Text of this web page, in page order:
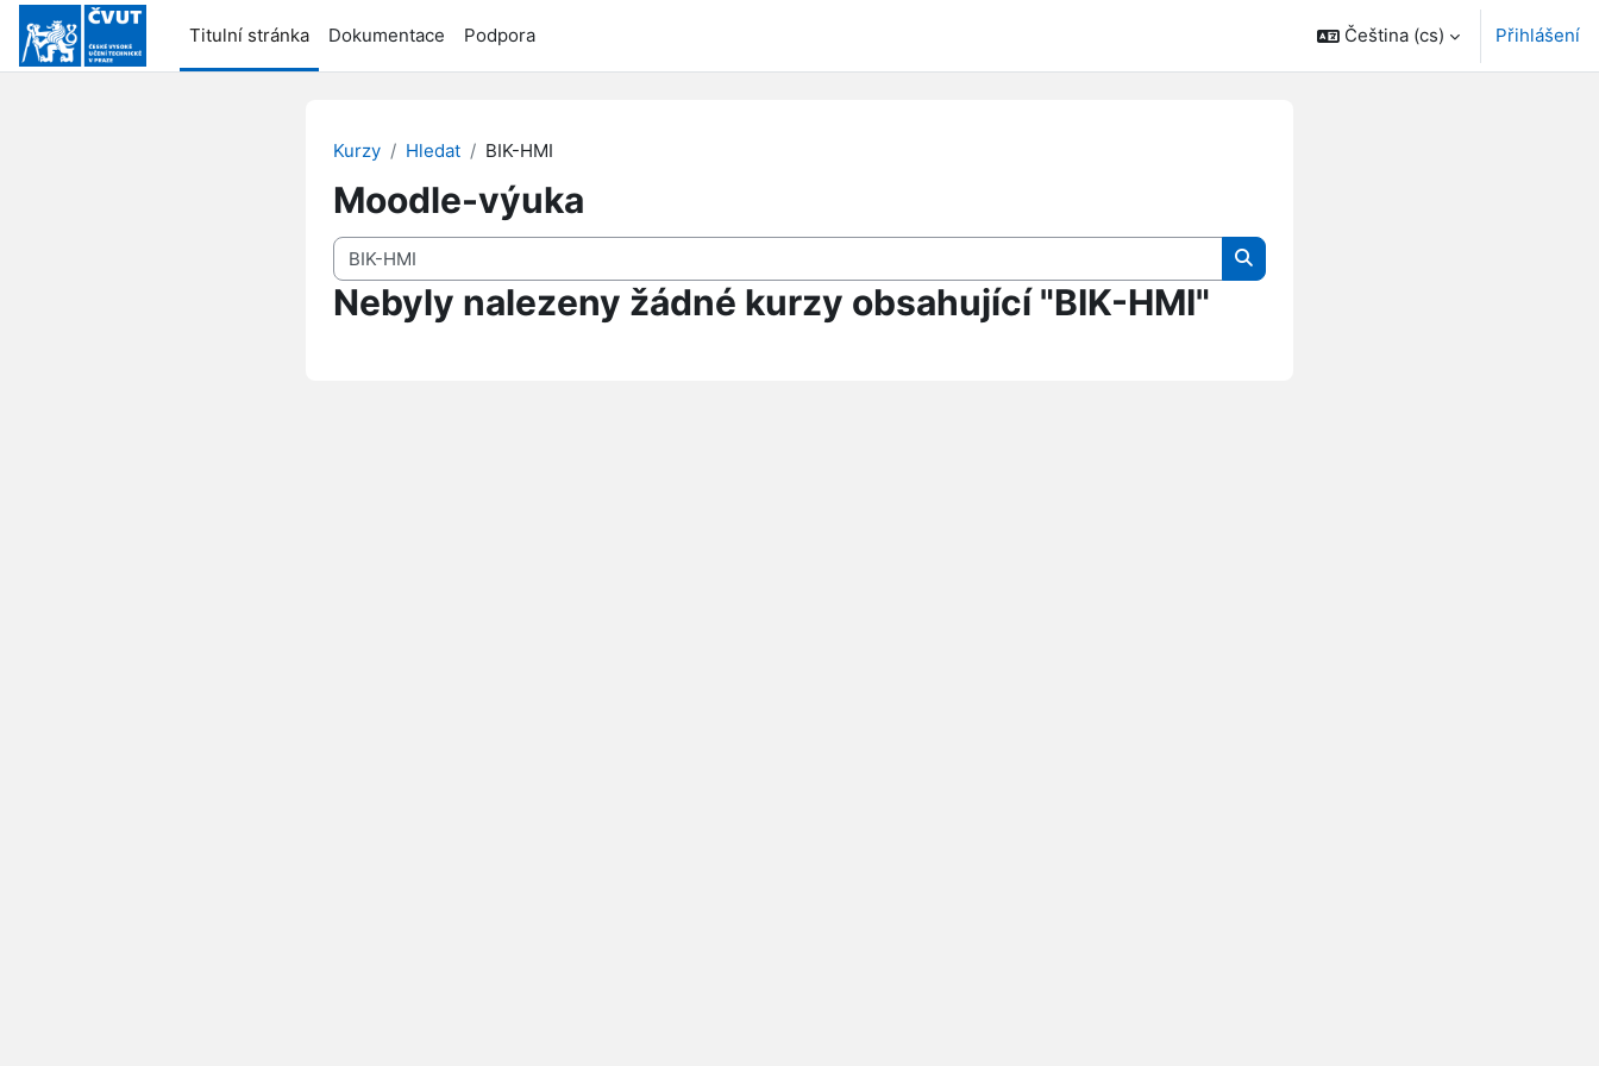
Přejít k hlavnímu obsahu
Titulní stránka
Dokumentace Podpora Čeština ‎(cs)‎ Přihlášení
Kurzy Hledat BIK-HMI
Moodle-výuka
Vyhledat kurzy
Vyhledat kurzy
Nebyly nalezeny žádné kurzy obsahující "BIK-HMI"